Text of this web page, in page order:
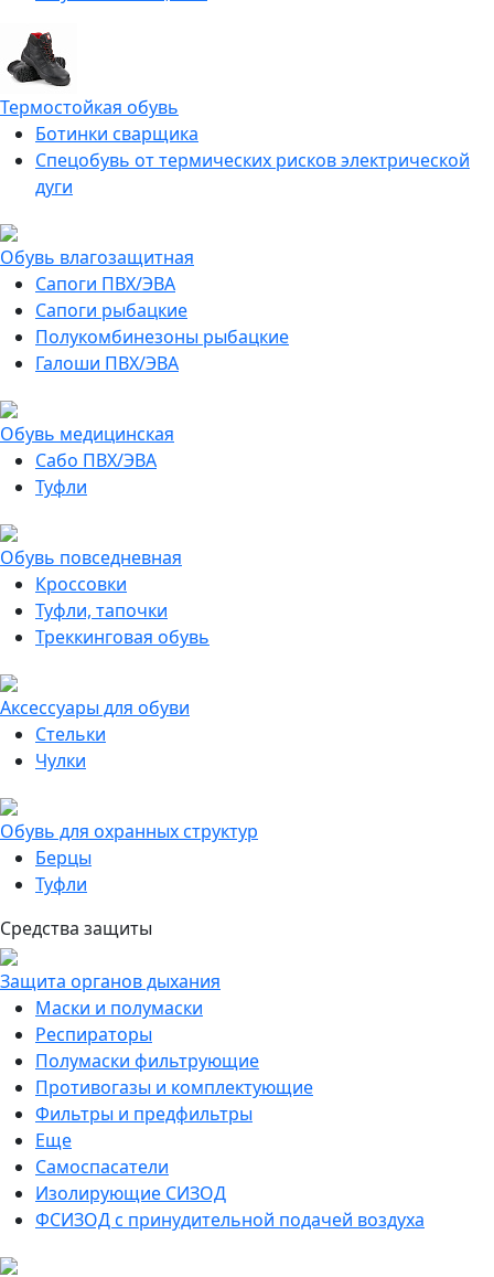
Термостойкая обувь
Ботинки сварщика
Спецобувь от термических рисков электрической
дуги
Обувь влагозащитная
Сапоги ПВХ/ЭВА
Сапоги рыбацкие
Полукомбинезоны рыбацкие
Галоши ПВХ/ЭВА
Обувь медицинская
Сабо ПВХ/ЭВА
Туфли
Обувь повседневная
Кроссовки
Туфли, тапочки
Треккинговая обувь
Аксессуары для обуви
Стельки
Чулки
Обувь для охранных структур
Берцы
Туфли
Средства защиты
Защита органов дыхания
Маски и полумаски
Респираторы
Полумаски фильтрующие
Противогазы и комплектующие
Фильтры и предфильтры
Еще
Самоспасатели
Изолирующие СИЗОД
ФСИЗОД с принудительной подачей воздуха